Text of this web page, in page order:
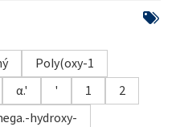
Poly(oxy-1
α.' ' 1
2
hydroxy-